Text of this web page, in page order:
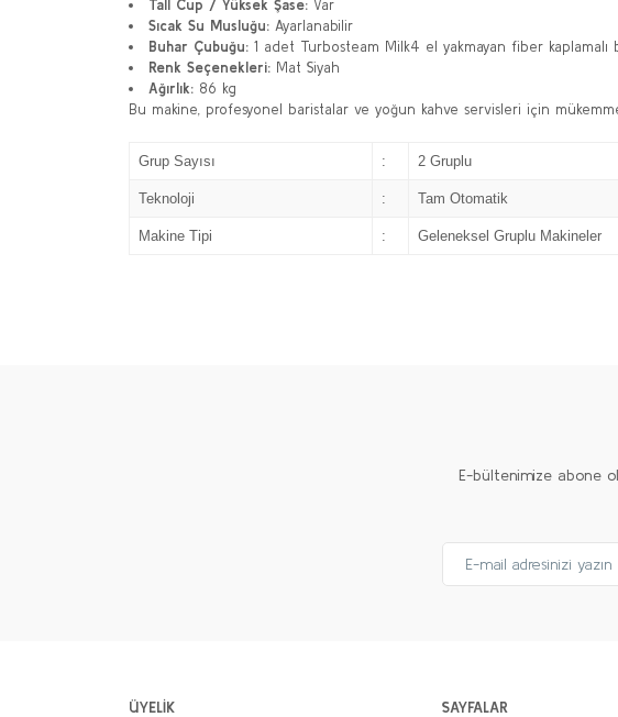
Tall Cup / Yüksek Şase: Var
Sıcak Su Musluğu: Ayarlanabilir
Buhar Çubuğu: 1 adet Turbosteam Milk4 el yakmayan fiber
Renk Seçenekleri: Mat Siyah
Ağırlık: 86 kg
Bu makine, profesyonel baristalar ve yoğun kahve servisleri için
Grup Sayısı : 2 Gruplu
Teknoloji : Tam Otomatik
Makine Tipi : Geleneksel Gruplu Makineler
E-bültenimize abone
ÜYELİK SAYFALAR